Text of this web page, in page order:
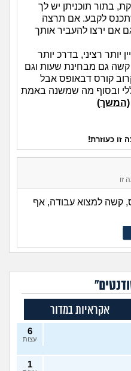
בתור תוכניתן יש לך
לקבע. אם תרצה
אם ירצו להעביר אותך
יותר רציני, בדרכ יותר
קשה גם מבחינת שעות וגם
קורס דבאופס אבל
ובסוף מה שמשנה באמת
(המשך)
כעוזרת!
זו
קשה למצוא עבודה, אף
אקראיות במדור
6
עצות
1